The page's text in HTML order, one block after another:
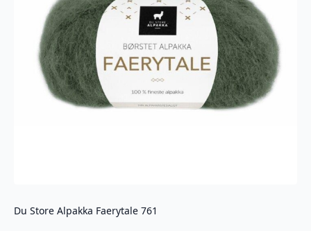
Du Store Alpakka Faerytale 761